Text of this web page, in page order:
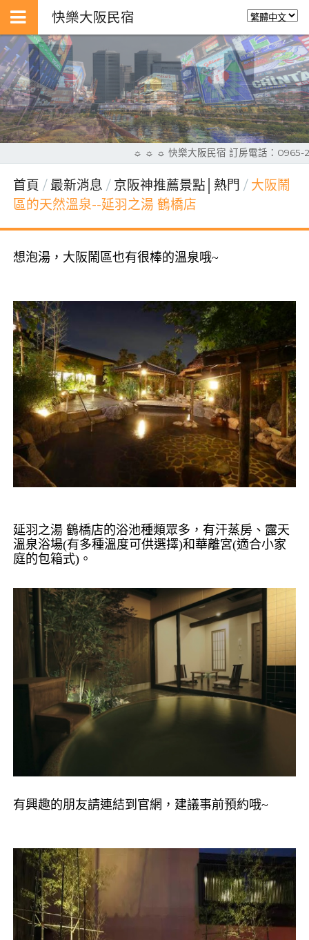
快樂大阪民宿
☼ ☼ ☼ 快樂大阪民宿 訂房電話：0965-
首頁 最新消息 京阪神推薦景點│熱門
大阪鬧
區的天然溫泉--延羽之湯 鶴橋店
想泡湯，大阪鬧區也有很棒的溫泉哦~
延羽之湯 鶴橋店的浴池種類眾多，有汗蒸房、露天
溫泉浴場(有多種溫度可供選擇)和華離宮(適合小家
庭的包箱式)。
有興趣的朋友請連結到官網，建議事前預約哦~